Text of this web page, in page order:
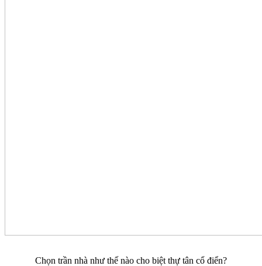
Chọn trần nhà như thế nào cho biệt thự tân cổ điển?